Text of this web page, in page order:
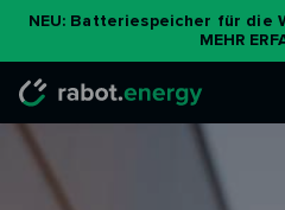
NEU: Batteriespeicher für die
MEHR
Zum
Inhalt
springen